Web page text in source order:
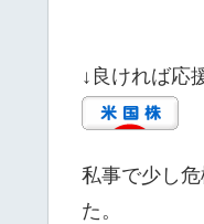
↓良ければ応
私事で少し
た。